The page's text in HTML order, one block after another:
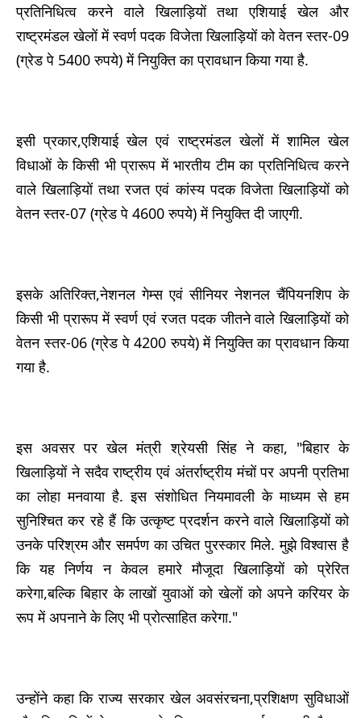
प्रतिनिधित्व करने वाले खिलाड़ियों तथा एशियाई खेल और
राष्ट्रमंडल खेलों में स्वर्ण पदक विजेता खिलाड़ियों को वेतन स्तर-09
(ग्रेड पे 5400 रुपये) में नियुक्ति का प्रावधान किया गया है.
इसी प्रकार,एशियाई खेल एवं राष्ट्रमंडल खेलों में शामिल खेल
विधाओं के किसी भी प्रारूप में भारतीय टीम का प्रतिनिधित्व करने
वाले खिलाड़ियों तथा रजत एवं कांस्य पदक विजेता खिलाड़ियों को
वेतन स्तर-07 (ग्रेड पे 4600 रुपये) में नियुक्ति दी जाएगी.
इसके अतिरिक्त,नेशनल गेम्स एवं सीनियर नेशनल चैंपियनशिप के
किसी भी प्रारूप में स्वर्ण एवं रजत पदक जीतने वाले खिलाड़ियों को
वेतन स्तर-06 (ग्रेड पे 4200 रुपये) में नियुक्ति का प्रावधान किया
गया है.
इस अवसर पर खेल मंत्री श्रेयसी सिंह ने कहा, "बिहार के
खिलाड़ियों ने सदैव राष्ट्रीय एवं अंतर्राष्ट्रीय मंचों पर अपनी प्रतिभा
का लोहा मनवाया है. इस संशोधित नियमावली के माध्यम से हम
सुनिश्चित कर रहे हैं कि उत्कृष्ट प्रदर्शन करने वाले खिलाड़ियों को
उनके परिश्रम और समर्पण का उचित पुरस्कार मिले. मुझे विश्वास है
कि यह निर्णय न केवल हमारे मौजूदा खिलाड़ियों को प्रेरित
करेगा,बल्कि बिहार के लाखों युवाओं को खेलों को अपने करियर के
रूप में अपनाने के लिए भी प्रोत्साहित करेगा."
उन्होंने कहा कि राज्य सरकार खेल अवसंरचना,प्रशिक्षण सुविधाओं